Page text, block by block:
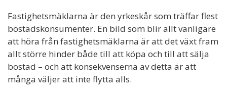
Fastighetsmäklarna är den yrkeskår som träffar flest
bostadskonsumenter. En bild som blir allt vanligare
att höra från fastighetsmäklarna är att det växt fram
allt större hinder både till att köpa och till att sälja
bostad – och att konsekvenserna av detta är att
många väljer att inte flytta alls.